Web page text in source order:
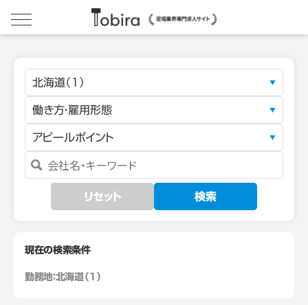
北海道（1）
働き方・雇用形態
アピールポイント
検索
リセット
現在の検索条件
勤務地：北海道（1）